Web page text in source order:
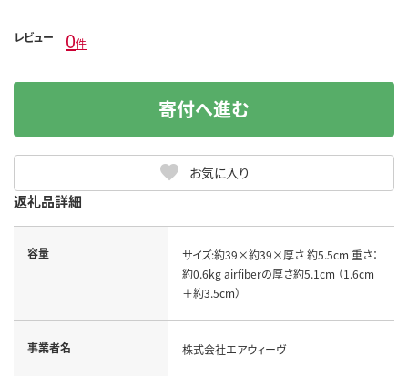
レビュー 0件
お気に入り
寄付へ進む
返礼品詳細
容量
サイズ:約39×約39×厚さ 約5.5cm 重さ：
約0.6kg airfiberの厚さ約5.1cm （1.6cm
＋約3.5cm）
事業者名 株式会社エアウィーヴ